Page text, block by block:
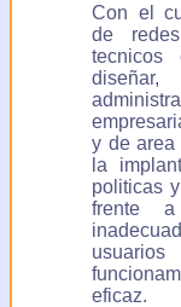
Con el
de
tecnicos
y de area
la
politicas
frente
eficaz.